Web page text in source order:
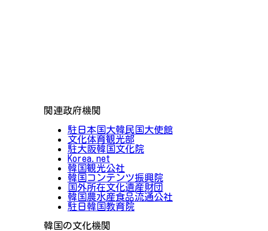
関連政府機関
駐日本国大韓民国大使館
文化体育観光部
駐大阪韓国文化院
Korea.net
韓国観光公社
韓国コンテンツ振興院
国外所在文化遺産財団
韓国農水産食品流通公社
駐日韓国教育院
韓国の文化機関